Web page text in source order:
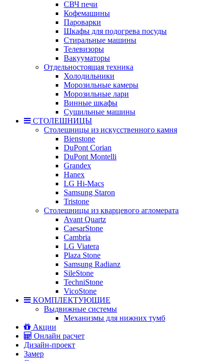
СВЧ печи
Кофемашины
Пароварки
Шкафы для подогрева посуды
Стиральные машины
Телевизоры
Вакууматоры
Отдельностоящая техника
Холодильники
Морозильные камеры
Морозильные лари
Винные шкафы
Сушильные машины
СТОЛЕШНИЦЫ
Столешницы из искусственного камня
Bienstone
DuPont Corian
DuPont Montelli
Grandex
Hanex
LG Hi-Macs
Samsung Staron
Tristone
Столешницы из кварцевого агломерата
Avant Quartz
CaesarStone
Cambria
LG Viatera
Plaza Stone
Samsung Radianz
SileStone
TechniStone
VicoStone
КОМПЛЕКТУЮЩИЕ
Выдвижные системы
Механизмы для нижних тумб
Акции
Онлайн расчет
Дизайн-проект
Замер